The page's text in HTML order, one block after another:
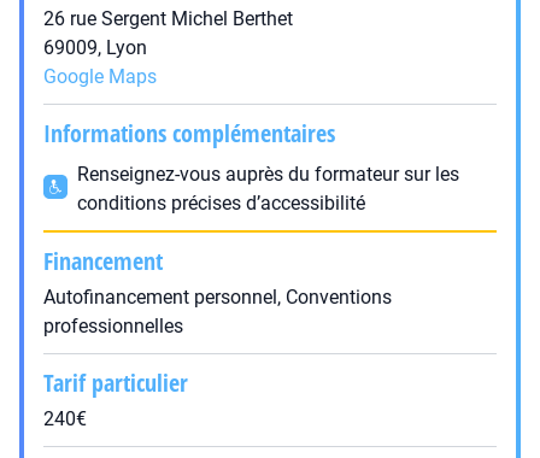
26 rue Sergent Michel Berthet
69009, Lyon
Google Maps
Informations complémentaires
Renseignez-vous auprès du formateur sur les
conditions précises d’accessibilité
Financement
Autofinancement personnel, Conventions
professionnelles
Tarif particulier
240€